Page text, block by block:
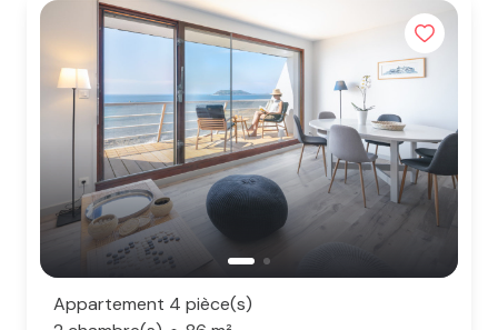
9
Voir
tous
biens
Notre
équipe
Nos
actualités
Contact
Appartement 4 pièce(s)